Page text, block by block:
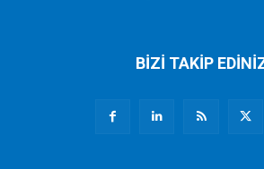
BİZİ TAKİP